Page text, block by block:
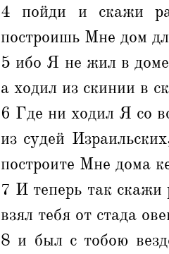
4 пойди и скажи
построишь Мне дом
5 ибо Я не жил в
а ходил из скинии в
6 Где ни ходил Я со
из судей
построите Мне дома
7 И теперь так
взял тебя от стада
8 и был с тобою